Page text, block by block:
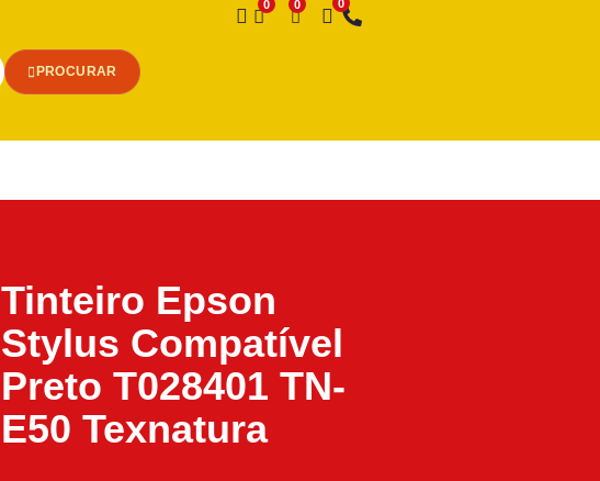
PROCURAR
Desejo
Tinteiro Epson
Stylus Compatível
Preto T028401 TN-
E50 Texnatura